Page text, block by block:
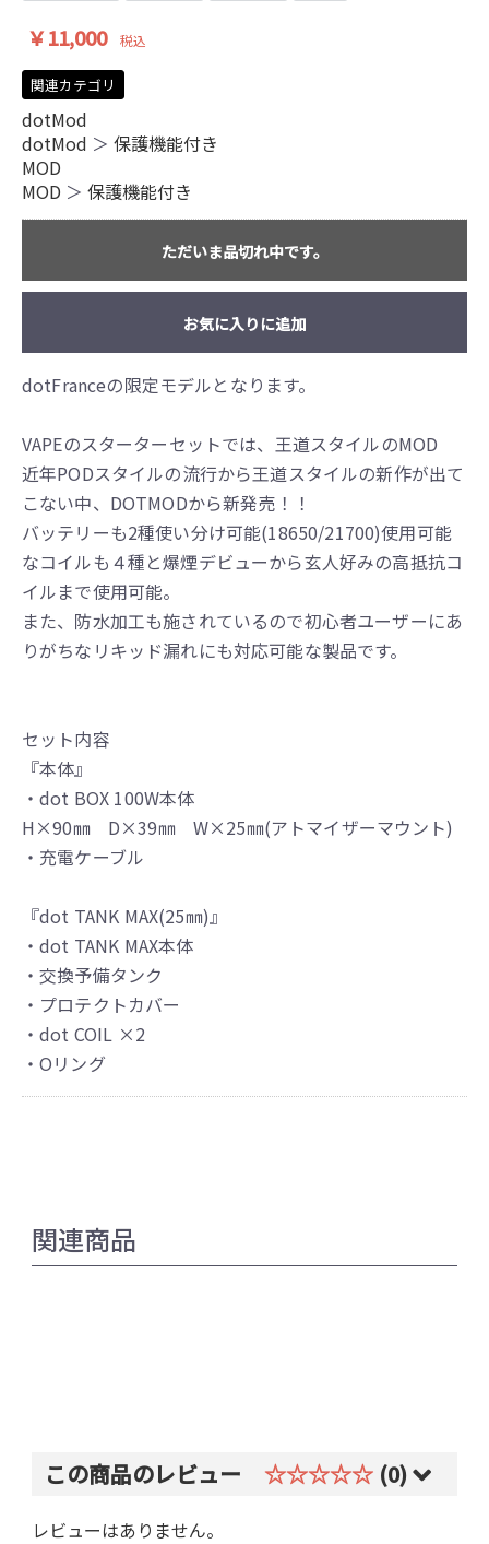
￥11,000 税込
関連カテゴリ
dotMod
dotMod ＞ 保護機能付き
MOD
MOD ＞ 保護機能付き
ただいま品切れ中です。
お気に入りに追加
dotFranceの限定モデルとなります。
VAPEのスターターセットでは、王道スタイルのMOD
近年PODスタイルの流行から王道スタイルの新作が出て
こない中、DOTMODから新発売！！
バッテリーも2種使い分け可能(18650/21700)使用可能
なコイルも４種と爆煙デビューから玄人好みの高抵抗コ
イルまで使用可能。
また、防水加工も施されているので初心者ユーザーにあ
りがちなリキッド漏れにも対応可能な製品です。
セット内容
『本体』
・dot BOX 100W本体
H×90㎜ D×39㎜ W×25㎜(アトマイザーマウント)
・充電ケーブル
『dot TANK MAX(25㎜)』
・dot TANK MAX本体
・交換予備タンク
・プロテクトカバー
・dot COIL ×2
・Oリング
関連商品
この商品のレビュー ☆☆☆☆☆ (0)
レビューはありません。